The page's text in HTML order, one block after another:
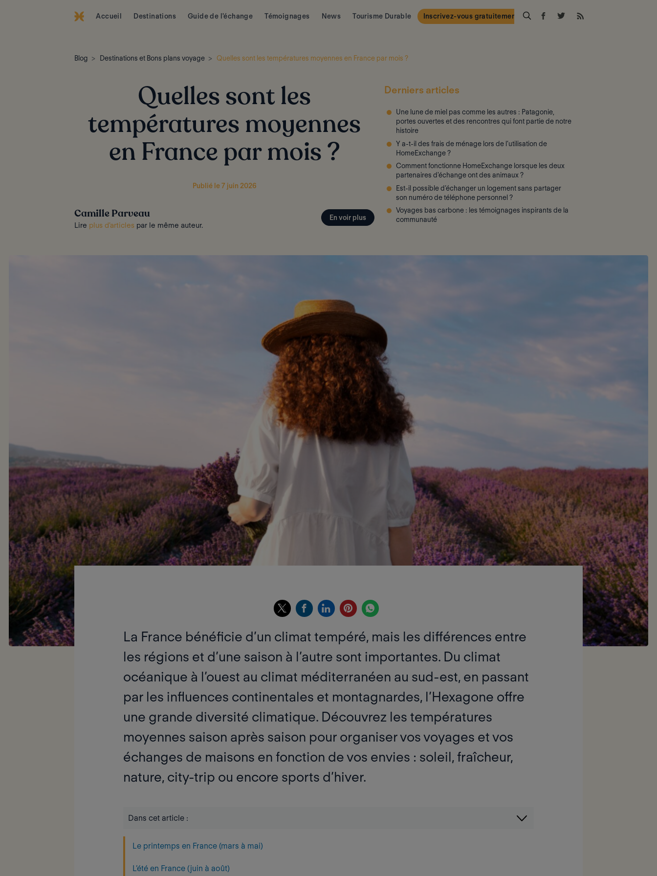
Accueil Destinations Guide de l'échange Témoignages News Tourisme Durable Inscrivez-vous gratuitement
Blog Destinations et Bons plans voyage Quelles sont les températures moyennes en France par mois ?
Quelles sont les
températures moyennes
en France par mois ?
Publié le 7 juin 2026
Camille Parveau
Lire plus d'articles par le même auteur.
En voir plus
Derniers articles
Une lune de miel pas comme les autres : Patagonie,
portes ouvertes et des rencontres qui font partie de notre
histoire
Y a-t-il des frais de ménage lors de l’utilisation de
HomeExchange ?
Comment fonctionne HomeExchange lorsque les deux
partenaires d'échange ont des animaux ?
Est-il possible d’échanger un logement sans partager
son numéro de téléphone personnel ?
Voyages bas carbone : les témoignages inspirants de la
communauté
La France bénéficie d’un climat tempéré, mais les différences entre
les régions et d’une saison à l’autre sont importantes. Du climat
océanique à l’ouest au climat méditerranéen au sud-est, en passant
par les influences continentales et montagnardes, l’Hexagone offre
une grande diversité climatique. Découvrez les températures
moyennes saison après saison pour organiser vos voyages et vos
échanges de maisons en fonction de vos envies : soleil, fraîcheur,
nature, city-trip ou encore sports d’hiver.
Dans cet article :
Le printemps en France (mars à mai)
L’été en France (juin à août)